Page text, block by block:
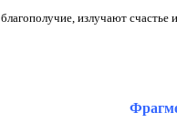
излучают